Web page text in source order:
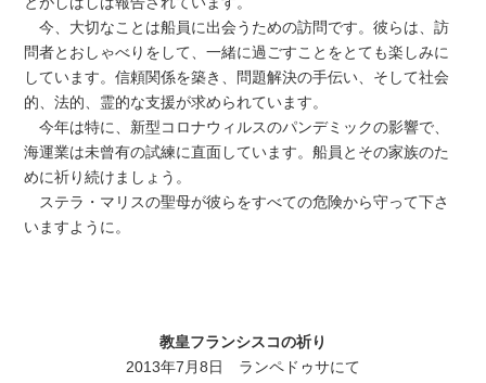
今、大切なことは船員に出会うための訪問です。彼らは、訪
問者とおしゃべりをして、一緒に過ごすことをとても楽しみに
しています。信頼関係を築き、問題解決の手伝い、そして社会
的、法的、霊的な支援が求められています。
今年は特に、新型コロナウィルスのパンデミックの影響で、
海運業は未曾有の試練に直面しています。船員とその家族のた
めに祈り続けましょう。
ステラ・マリスの聖母が彼らをすべての危険から守って下さ
いますように。
教皇フランシスコの祈り
2013年7月8日 ランペドゥサにて